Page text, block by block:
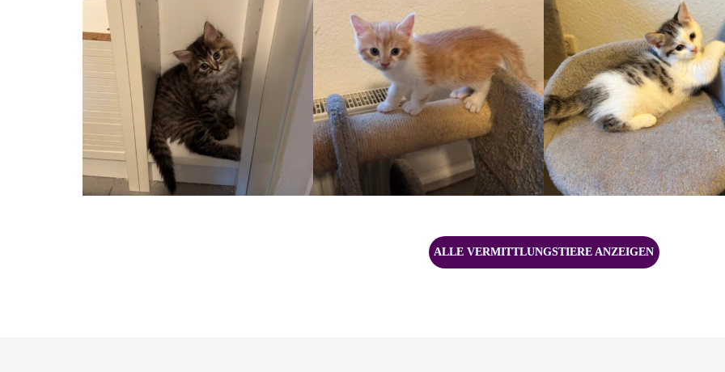
KLOPFER
Auslauf, Wohnung
KRÜMEL
Auslauf, Wohnung
KATNISS
Auslauf, Wohnung
ALLE VERMITTLUNGSTIERE ANZEIGEN